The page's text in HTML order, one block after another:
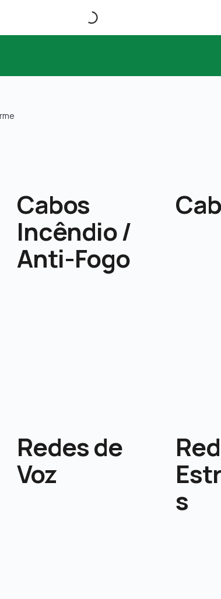
Cabos
Incêndio /
Anti-Fogo
Redes de
Voz
s